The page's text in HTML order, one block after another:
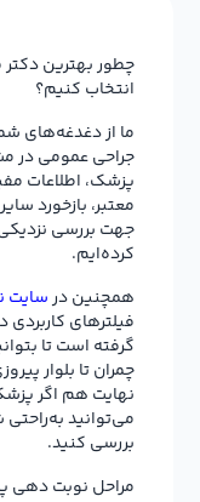
چطور بهترین
انتخاب کنیم؟
ما از دغدغه‌های
جراحی عمومی در
پزشک، اطلاعات
معتبر، بازخورد
جهت بررسی
کرده‌ایم.
همچنین درسایت
فیلترهای
گرفته است تا
چمران تا بلوار
نهایت هم اگر
می‌توانید
بررسی کنید.
مراحل نوبت